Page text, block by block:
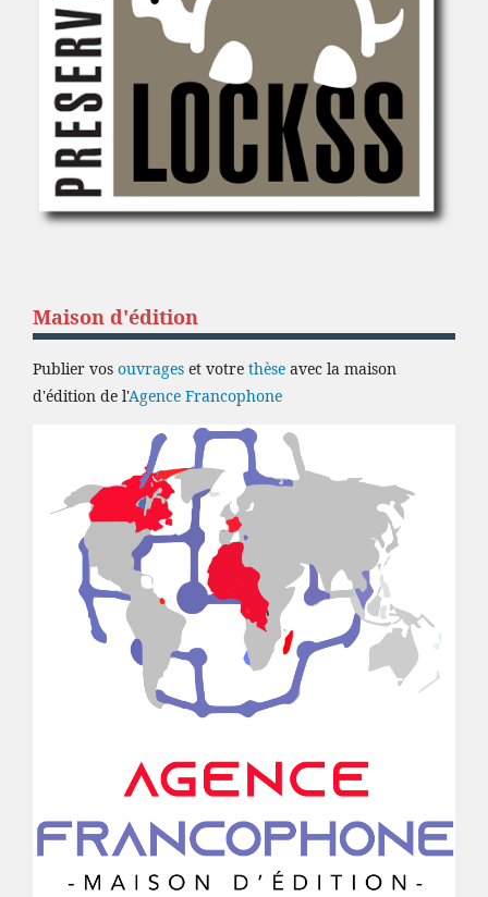
Maison d'édition
Publier vos ouvrages et votre thèse avec la maison
d'édition de l'Agence Francophone